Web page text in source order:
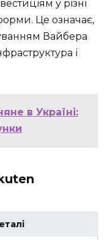
у різні
Це означає,
Вайбера
і
в Україні: